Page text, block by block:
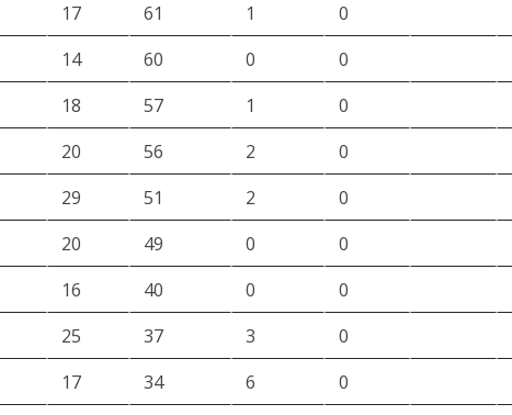
17 61 1
0
14 60 0
0
18 57 1
0
20 56 2
0
29 51 2
0
20 49 0
0
16 40 0
0
25 37 3
0
17 34 6
0